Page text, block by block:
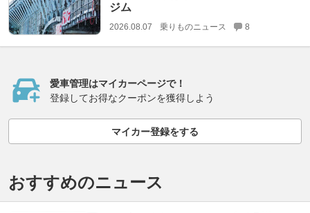
ジム
2026.08.07 乗りものニュース 8
愛車管理はマイカーページで！
登録してお得なクーポンを獲得しよう
マイカー登録をする
おすすめのニュース